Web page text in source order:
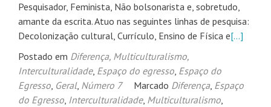
Pesquisador, Feminista, Não bolsonarista e, sobretudo,
amante da escrita. Atuo nas seguintes linhas de pesquisa:
Decolonização cultural, Currículo, Ensino de Física e[…]
Postado em Diferença, Multiculturalismo,
Interculturalidade, Espaço do egresso, Espaço do
Egresso, Geral, Número 7 Marcado Diferença, Espaço
do Egresso, Interculturalidade, Multiculturalismo,